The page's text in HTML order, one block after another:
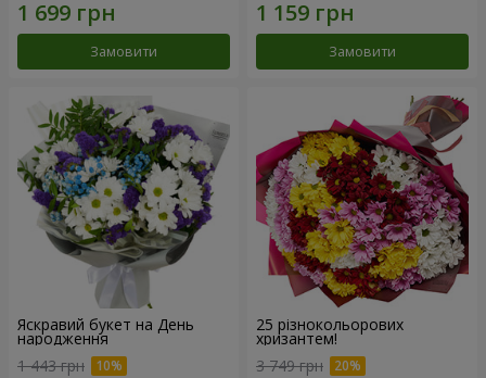
Замовити Замовити
Яскравий букет на День
народження
1 443 грн
25 різнокольорових
хризантем!
3 749 грн